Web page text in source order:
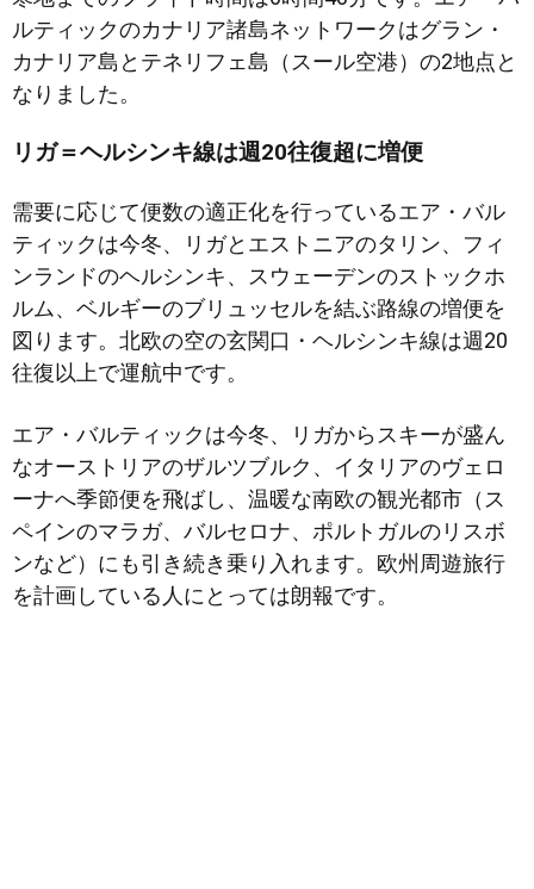
ルティックのカナリア諸島ネットワークはグラン・
カナリア島とテネリフェ島（スール空港）の2地点と
なりました。
リガ＝ヘルシンキ線は週20往復超に増便
需要に応じて便数の適正化を行っているエア・バル
ティックは今冬、リガとエストニアのタリン、フィ
ンランドのヘルシンキ、スウェーデンのストックホ
ルム、ベルギーのブリュッセルを結ぶ路線の増便を
図ります。北欧の空の玄関口・ヘルシンキ線は週20
往復以上で運航中です。
エア・バルティックは今冬、リガからスキーが盛ん
なオーストリアのザルツブルク、イタリアのヴェロ
ーナへ季節便を飛ばし、温暖な南欧の観光都市（ス
ペインのマラガ、バルセロナ、ポルトガルのリスボ
ンなど）にも引き続き乗り入れます。欧州周遊旅行
を計画している人にとっては朗報です。